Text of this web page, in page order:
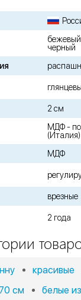
черный
2 см
МДФ -
(Италия)
МДФ
врезные
2 года
красивые
см белые